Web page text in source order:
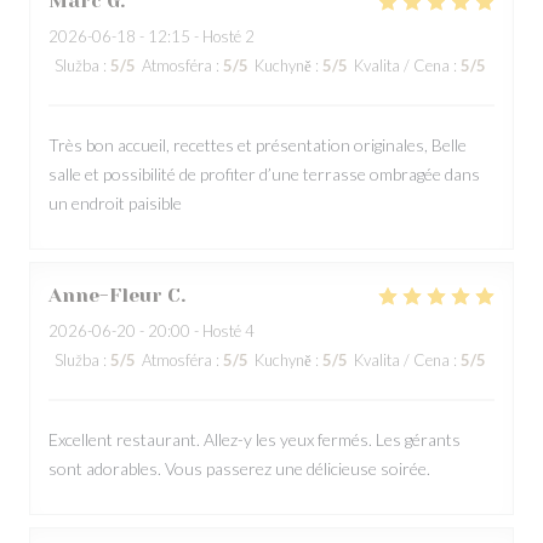
2026-06-18 - 12:15 - Hosté 2
Služba : 5/5 Atmosféra : 5/5 Kuchyně : 5/5 Kvalita / Cena : 5/5
Très bon accueil, recettes et présentation originales, Belle
salle et possibilité de profiter d’une terrasse ombragée dans
un endroit paisible
Anne-Fleur C
2026-06-20 - 20:00 - Hosté 4
Služba : 5/5 Atmosféra : 5/5 Kuchyně : 5/5 Kvalita / Cena : 5/5
Excellent restaurant. Allez-y les yeux fermés. Les gérants
sont adorables. Vous passerez une délicieuse soirée.